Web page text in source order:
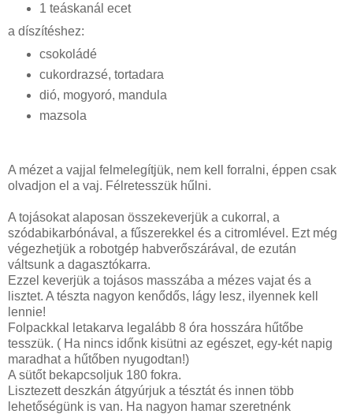
1 teáskanál ecet
a díszítéshez:
csokoládé
cukordrazsé, tortadara
dió, mogyoró, mandula
mazsola
A mézet a vajjal felmelegítjük, nem kell forralni, éppen csak
olvadjon el a vaj. Félretesszük hűlni.
A tojásokat alaposan összekeverjük a cukorral, a
szódabikarbónával, a fűszerekkel és a citromlével. Ezt még
végezhetjük a robotgép habverőszárával, de ezután
váltsunk a dagasztókarra.
Ezzel keverjük a tojásos masszába a mézes vajat és a
lisztet. A tészta nagyon kenődős, lágy lesz, ilyennek kell
lennie!
Folpackkal letakarva legalább 8 óra hosszára hűtőbe
tesszük. ( Ha nincs időnk kisütni az egészet, egy-két napig
maradhat a hűtőben nyugodtan!)
A sütőt bekapcsoljuk 180 fokra.
Lisztezett deszkán átgyúrjuk a tésztát és innen több
lehetőségünk is van. Ha nagyon hamar szeretnénk